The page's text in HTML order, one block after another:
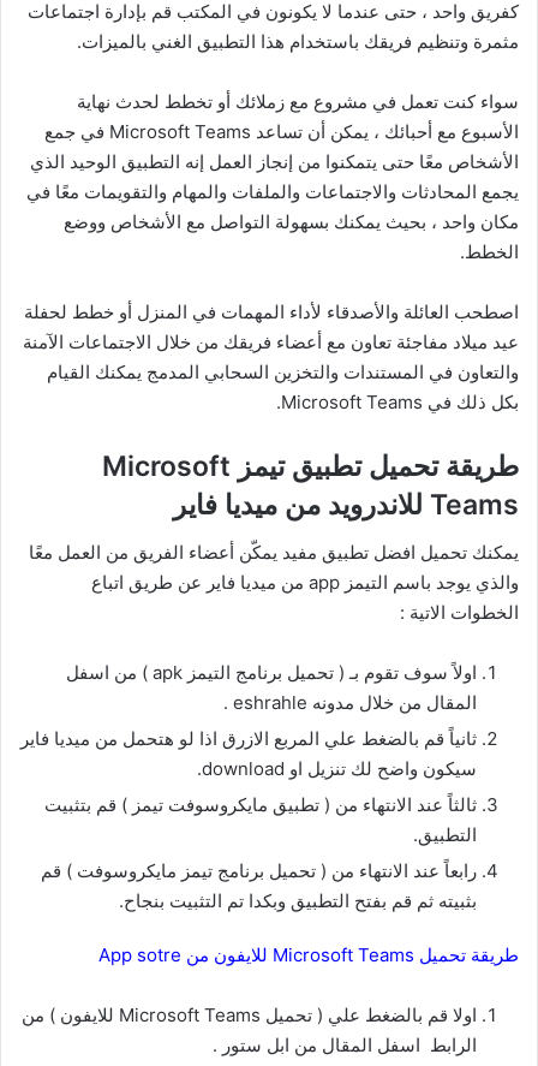
كفريق واحد ، حتى عندما لا يكونون في المكتب قم بإدارة اجتماعات
مثمرة وتنظيم فريقك باستخدام هذا التطبيق الغني بالميزات.
سواء كنت تعمل في مشروع مع زملائك أو تخطط لحدث نهاية
الأسبوع مع أحبائك ، يمكن أن تساعد Microsoft Teams في جمع
الأشخاص معًا حتى يتمكنوا من إنجاز العمل إنه التطبيق الوحيد الذي
يجمع المحادثات والاجتماعات والملفات والمهام والتقويمات معًا في
مكان واحد ، بحيث يمكنك بسهولة التواصل مع الأشخاص ووضع
الخطط.
اصطحب العائلة والأصدقاء لأداء المهمات في المنزل أو خطط لحفلة
عيد ميلاد مفاجئة تعاون مع أعضاء فريقك من خلال الاجتماعات الآمنة
والتعاون في المستندات والتخزين السحابي المدمج يمكنك القيام
بكل ذلك في Microsoft Teams.
طريقة تحميل تطبيق تيمز Microsoft
Teams للاندرويد من ميديا فاير
يمكنك تحميل افضل تطبيق مفيد يمكّن أعضاء الفريق من العمل معًا
والذي يوجد باسم التيمز app من ميديا فاير عن طريق اتباع
الخطوات الاتية :
اولاً سوف تقوم بـ ( تحميل برنامج التيمز apk ) من اسفل
المقال من خلال مدونه eshrahle .
ثانياً قم بالضغط علي المربع الازرق اذا لو هتحمل من ميديا فاير
سيكون واضح لك تنزيل او download.
ثالثاً عند الانتهاء من ( تطبيق مايكروسوفت تيمز ) قم بتثبيت
التطبيق.
رابعاً عند الانتهاء من ( تحميل برنامج تيمز مايكروسوفت ) قم
بثبيته ثم قم بفتح التطبيق وبكدا تم التثبيت بنجاح.
طريقة تحميل Microsoft Teams للايفون من App sotre
اولا قم بالضغط علي ( تحميل Microsoft Teams للايفون ) من
الرابط اسفل المقال من ابل ستور .